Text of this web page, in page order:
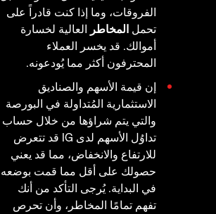
الفروقات، وما إذا كنت قادراً على
تحمل المخاطر العالية لخسارة
أموالك. قد يخسر العملاء
المحترفون أكثر مما يُودعونه.
إن قيمة الأسهم والصناديق
الاستثمارية المُتداولة في البورصة
والتي يتم شراؤها من خلال حساب
تداوُل الأسهم لدى IG قد تتعرض
للارتفاع والانخفاض، مما قد يعني
حصولك على أقل مما قمت بوضعه
في البداية. يُرجى التأكد من أنك
تفهم تمامًا المخاطر، وأن تحرص